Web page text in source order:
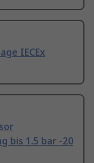
IECEx
bis 1.5 bar -20